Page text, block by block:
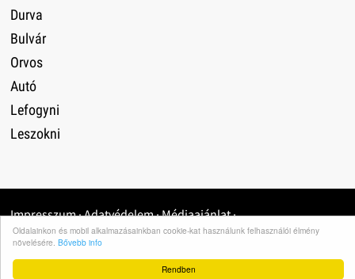
Rendben
Oldalainkon és mobil alkalmazásainkban cookie-kat használunk felhasználói élmény
növelésére. Bővebb info
Durva
Bulvár
Orvos
Autó
Lefogyni
Leszokni
Impresszum·Adatvédelem·Médiaajánlat·